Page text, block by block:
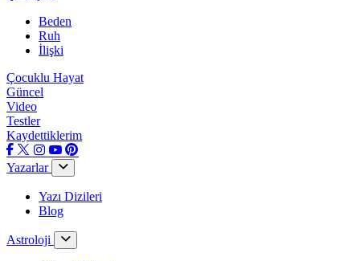
Beden
Ruh
İlişki
Çocuklu Hayat
Güncel
Video
Testler
Kaydettiklerim
Yazarlar
Yazı Dizileri
Blog
Astroloji